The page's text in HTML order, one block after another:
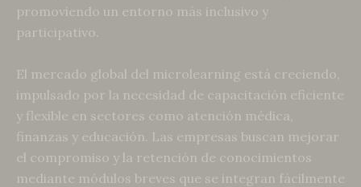
promoviendo un entorno más inclusivo y
participativo.
El mercado global del microlearning está creciendo,
impulsado por la necesidad de capacitación eficiente
y flexible en sectores como atención médica,
finanzas y educación. Las empresas buscan mejorar
el compromiso y la retención de conocimientos
mediante módulos breves que se integran fácilmente